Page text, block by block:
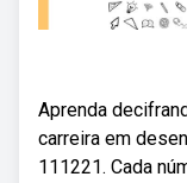
Aprenda
carreira em
111221. Cada